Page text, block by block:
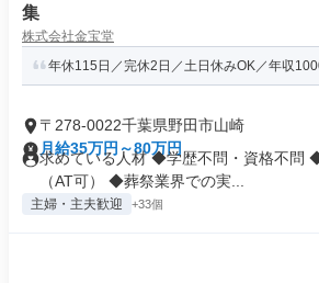
集
株式会社金宝堂
年休115日／完休2日／土日休みOK／年収
〒278-0022千葉県野田市山崎
月給35万円～80万円
求めている人材 ◆学歴不問・資格不問
（AT可） ◆葬祭業界での実...
主婦・主夫歓迎 +33個